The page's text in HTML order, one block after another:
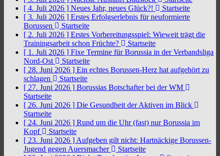
[ 4. Juli 2026 ] Neues Jahr, neues Glück?!
Startseite
[ 3. Juli 2026 ] Erstes Erfolgserlebnis für neuformierte
Borussen
Startseite
[ 2. Juli 2026 ] Erstes Vorbereitungsspiel: Wieweit trägt die
Trainingsarbeit schon Früchte?
Startseite
[ 1. Juli 2026 ] Fixe Termine für Borussia in der Verbandsliga
Nord-Ost
Startseite
[ 28. Juni 2026 ] Ein echtes Borussen-Herz hat aufgehört zu
schlagen
Startseite
[ 27. Juni 2026 ] Borussias Botschafter bei der WM
Startseite
[ 26. Juni 2026 ] Die Gesundheit der Aktiven im Blick
Startseite
[ 24. Juni 2026 ] Rund um die Uhr (fast) nur Borussia im
Kopf
Startseite
[ 23. Juni 2026 ] Aufgeben gilt nicht: Hartnäckige Borussen-
Jugend gegen Auersmacher
Startseite